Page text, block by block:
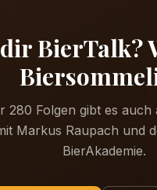
BierTalk?
280 Folgen gibt es
Markus Raupach und
BierAkademie.